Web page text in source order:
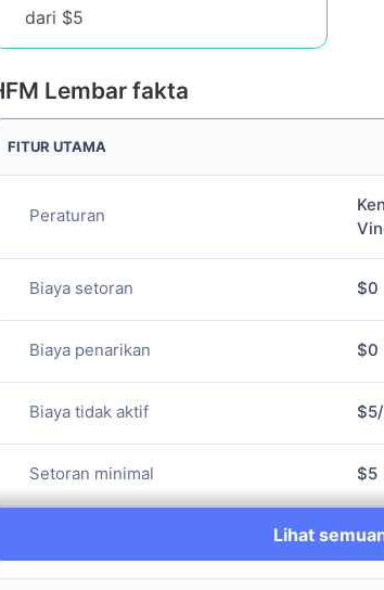
FITUR UTAMA
Biaya setoran $0
Biaya penarikan $0
Biaya tidak aktif $5/
Setoran minimal $5
$5/
Lihat